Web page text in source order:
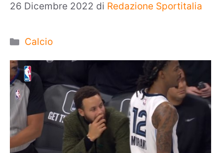
26 Dicembre 2022 di Redazione Sportitalia
Categorie
Calcio